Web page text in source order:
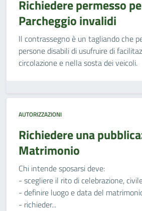
Richiedere permesso
Parcheggio invalidi
Il contrassegno è un tagliando che
persone disabili di usufruire di
circolazione e nella sosta dei veicoli.
AUTORIZZAZIONI
Richiedere una
Matrimonio
Chi intende sposarsi deve:
- scegliere il rito di celebrazione,
- definire luogo e data del
- richieder...